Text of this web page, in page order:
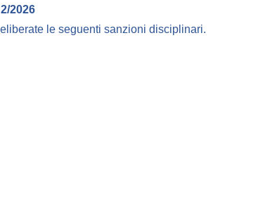
2026
le seguenti sanzioni disciplinari.